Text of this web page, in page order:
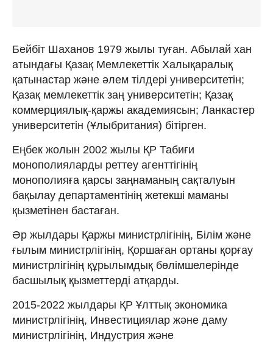
Бейбіт Шаханов 1979 жылы туған. Абылай хан
атындағы Қазақ Мемлекеттік Халықаралық
қатынастар және әлем тілдері университетін;
Қазақ мемлекеттік заң университетін; Қазақ
коммерциялық-қаржы академиясын; Ланкастер
университетін (Ұлыбритания) бітірген.
Еңбек жолын 2002 жылы ҚР Табиғи
монополияларды реттеу агенттігінің
монополияға қарсы заңнаманың сақталуын
бақылау департаментінің жетекші маманы
қызметінен бастаған.
Әр жылдары Қаржы министрлігінің, Білім және
ғылым министрлігінің, Қоршаған ортаны қорғау
министрлігінің құрылымдық бөлімшелерінде
басшылық қызметтерді атқарды.
2015-2022 жылдары ҚР Ұлттық экономика
министрлігінің, Инвестициялар және даму
министрлігінің, Индустрия және